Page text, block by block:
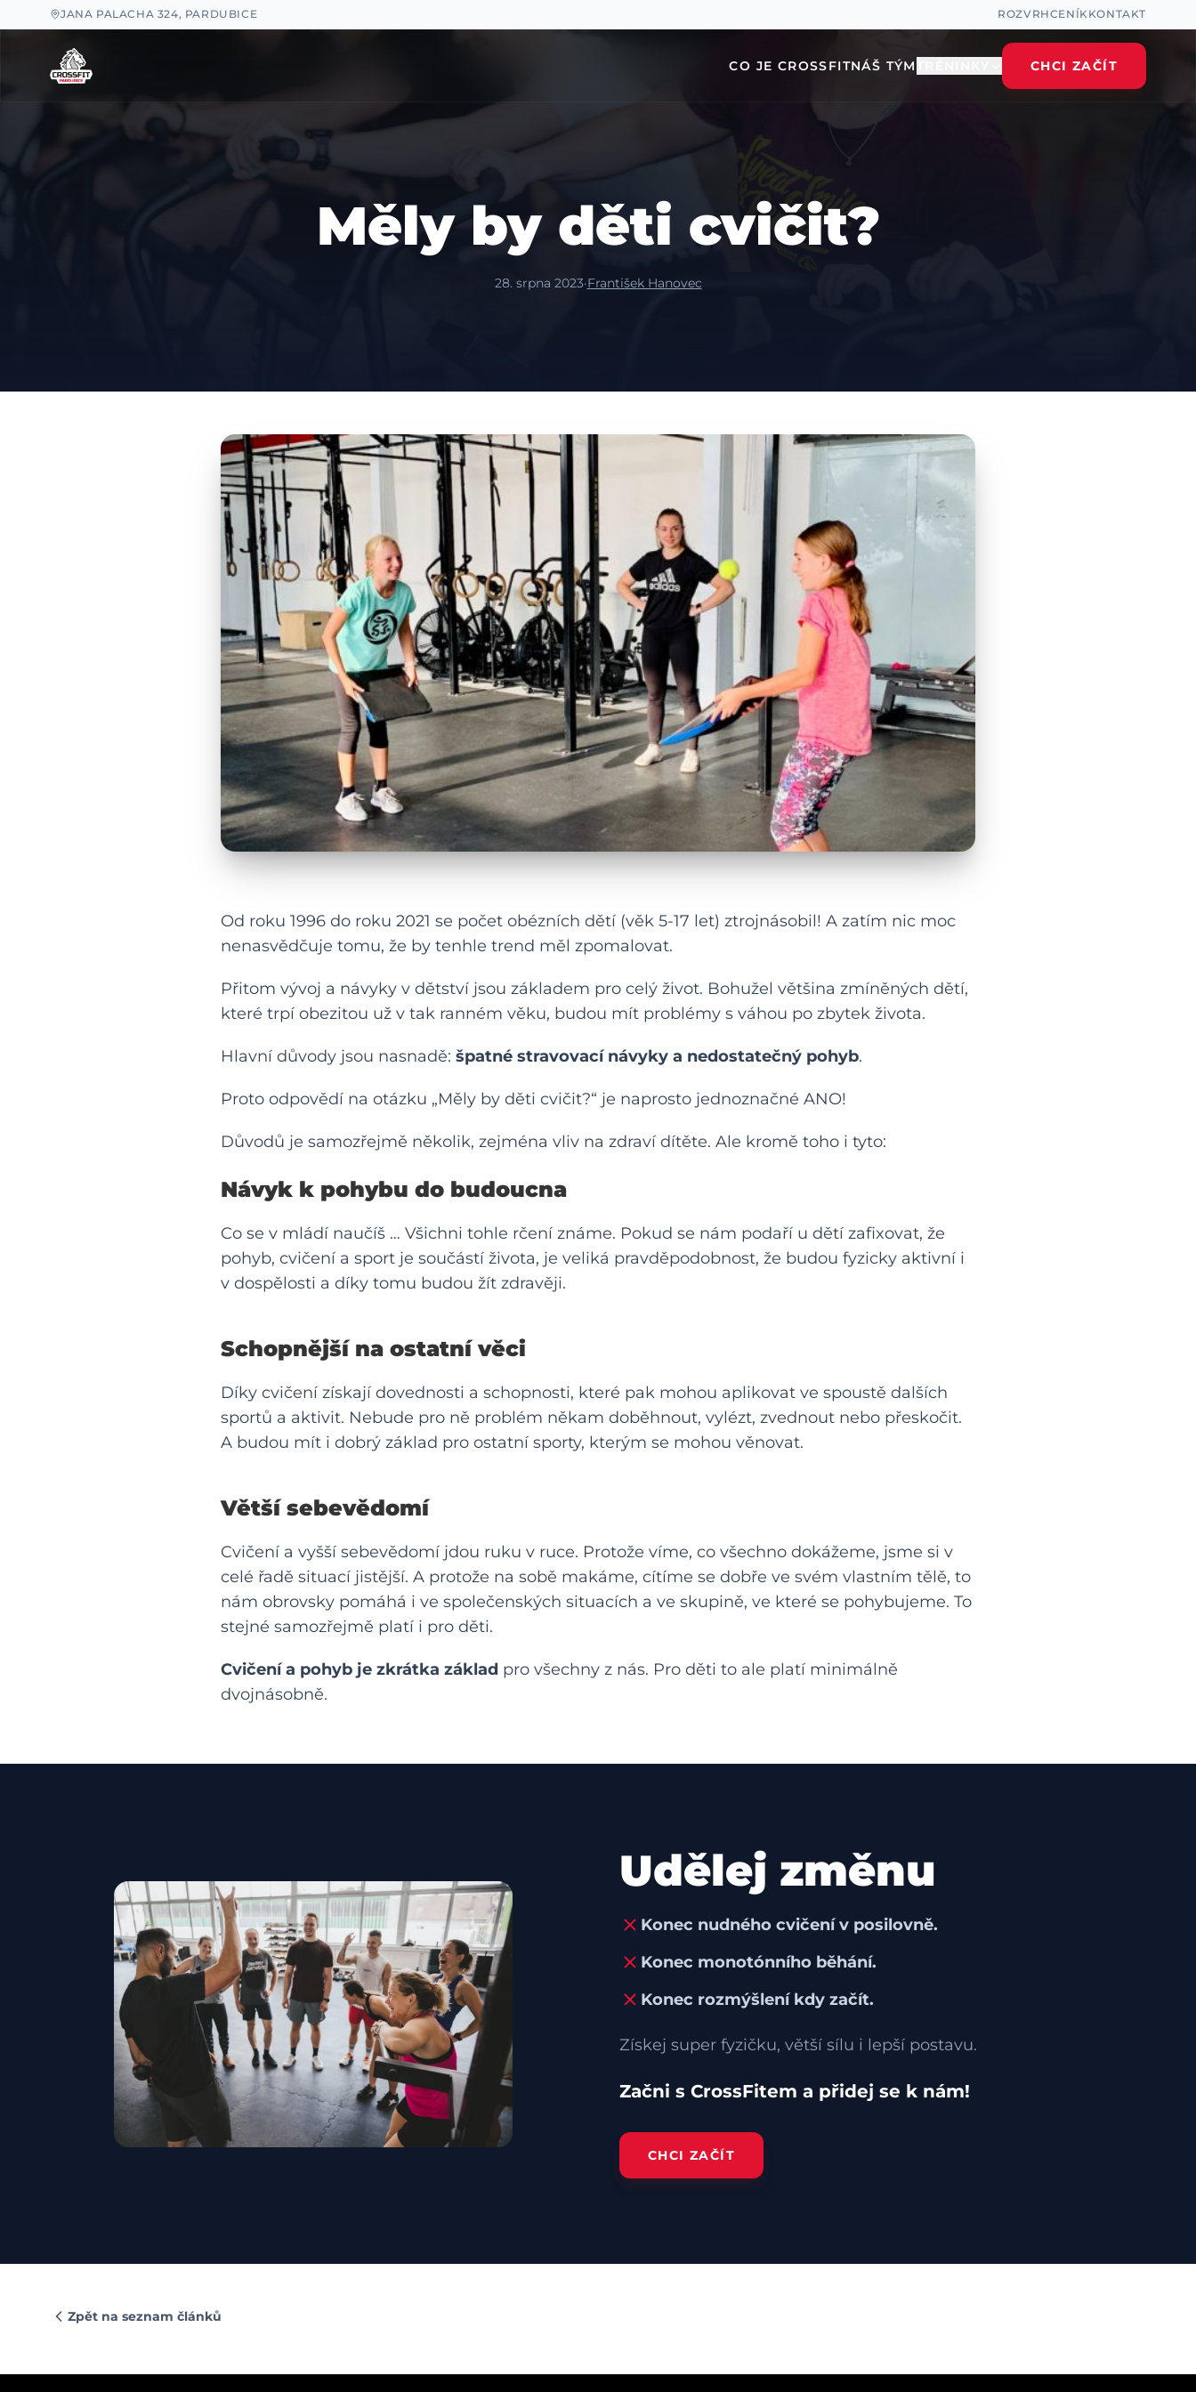
JANA PALACHA 324, PARDUBICE ROZVRHCENÍKKONTAKT
CO JE CROSSFITNÁŠ TÝM CHCI ZAČÍT
Měly by děti cvičit?
28. srpna 2023·František Hanovec
Od roku 1996 do roku 2021 se počet obézních dětí (věk 5-17 let) ztrojnásobil! A zatím nic moc
nenasvědčuje tomu, že by tenhle trend měl zpomalovat.
Přitom vývoj a návyky v dětství jsou základem pro celý život. Bohužel většina zmíněných dětí,
které trpí obezitou už v tak ranném věku, budou mít problémy s váhou po zbytek života.
Hlavní důvody jsou nasnadě: špatné stravovací návyky a nedostatečný pohyb.
Proto odpovědí na otázku „Měly by děti cvičit?“ je naprosto jednoznačné ANO!
Důvodů je samozřejmě několik, zejména vliv na zdraví dítěte. Ale kromě toho i tyto:
Návyk k pohybu do budoucna
Co se v mládí naučíš … Všichni tohle rčení známe. Pokud se nám podaří u dětí zafixovat, že
pohyb, cvičení a sport je součástí života, je veliká pravděpodobnost, že budou fyzicky aktivní i
v dospělosti a díky tomu budou žít zdravěji.
Schopnější na ostatní věci
Díky cvičení získají dovednosti a schopnosti, které pak mohou aplikovat ve spoustě dalších
sportů a aktivit. Nebude pro ně problém někam doběhnout, vylézt, zvednout nebo přeskočit.
A budou mít i dobrý základ pro ostatní sporty, kterým se mohou věnovat.
Větší sebevědomí
Cvičení a vyšší sebevědomí jdou ruku v ruce. Protože víme, co všechno dokážeme, jsme si v
celé řadě situací jistější. A protože na sobě makáme, cítíme se dobře ve svém vlastním tělě, to
nám obrovsky pomáhá i ve společenských situacích a ve skupině, ve které se pohybujeme. To
stejné samozřejmě platí i pro děti.
Cvičení a pohyb je zkrátka základ pro všechny z nás. Pro děti to ale platí minimálně
dvojnásobně.
Udělej změnu
Konec nudného cvičení v posilovně.
Konec monotónního běhání.
Konec rozmýšlení kdy začít.
Získej super fyzičku, větší sílu i lepší postavu.
Začni s CrossFitem a přidej se k nám!
CHCI ZAČÍT
Zpět na seznam článků